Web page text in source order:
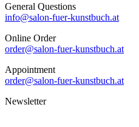
General Questions
info@salon-fuer-kunstbuch.at
Online Order
order@salon-fuer-kunstbuch.at
Appointment
order@salon-fuer-kunstbuch.at
Newsletter